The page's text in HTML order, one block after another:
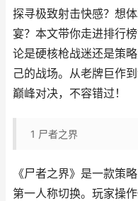
探寻极致射击快感？想
宴？本文带你走进排行
论是硬核枪战迷还是策
己的战场。从老牌巨作
巅峰对决，不容错过！
1 尸者之界
《尸者之界》是一款策
第一人称切换。玩家操